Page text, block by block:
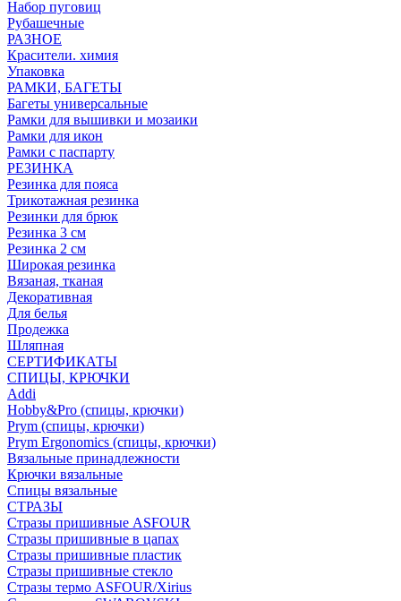
Набор пуговиц
Рубашечные
РАЗНОЕ
Красители. химия
Упаковка
РАМКИ, БАГЕТЫ
Багеты универсальные
Рамки для вышивки и мозаики
Рамки для икон
Рамки с паспарту
РЕЗИНКА
Резинка для пояса
Трикотажная резинка
Резинки для брюк
Резинка 3 см
Резинка 2 см
Широкая резинка
Вязаная, тканая
Декоративная
Для белья
Продежка
Шляпная
СЕРТИФИКАТЫ
СПИЦЫ, КРЮЧКИ
Addi
Hobby&Pro (спицы, крючки)
Prym (спицы, крючки)
Prym Ergonomics (спицы, крючки)
Вязальные принадлежности
Крючки вязальные
Спицы вязальные
СТРАЗЫ
Стразы пришивные ASFOUR
Стразы пришивные в цапах
Стразы пришивные пластик
Стразы пришивные стекло
Стразы термо ASFOUR/Xirius